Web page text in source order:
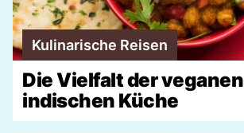
Kulinarische Reisen
Die Vielfalt der veganen
indischen Küche